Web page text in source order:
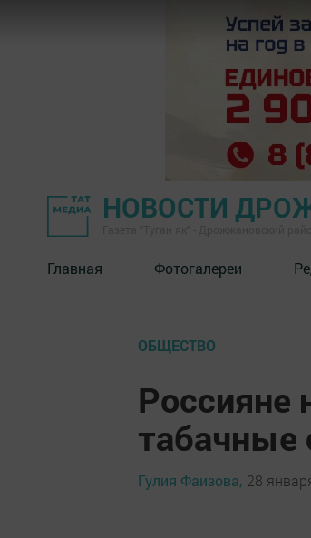
НОВОСТИ
Главная Фотогалереи
ОБЩЕСТВО
Россияне
табачные
Гулия Фаизова, 28